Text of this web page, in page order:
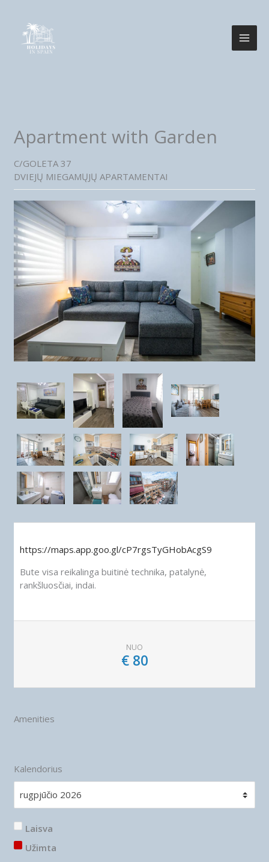
turinio
Apartment with Garden
C/GOLETA 37
DVIEJŲ MIEGAMŲJŲ APARTAMENTAI
https://maps.app.goo.gl/cP7rgsTyGHobAcgS9
Bute visa reikalinga buitinė technika, patalynė,
rankšluosčiai, indai.
NUO
€ 80
Amenities
Kalendorius
Laisva
Užimta